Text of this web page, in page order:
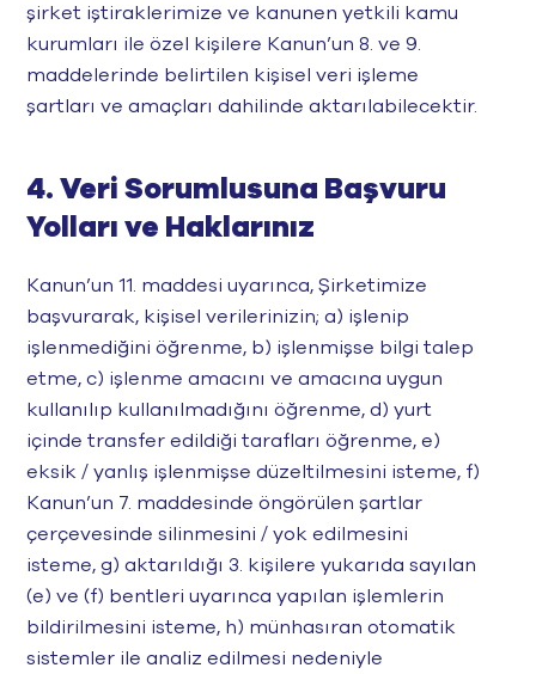
şirket iştiraklerimize ve kanunen yetkili kamu
kurumları ile özel kişilere Kanun’un 8. ve 9.
maddelerinde belirtilen kişisel veri işleme
şartları ve amaçları dahilinde aktarılabilecektir.
4. Veri Sorumlusuna Başvuru
Yolları ve Haklarınız
Kanun’un 11. maddesi uyarınca, Şirketimize
başvurarak, kişisel verilerinizin; a) işlenip
işlenmediğini öğrenme, b) işlenmişse bilgi talep
etme, c) işlenme amacını ve amacına uygun
kullanılıp kullanılmadığını öğrenme, d) yurt
içinde transfer edildiği tarafları öğrenme, e)
eksik / yanlış işlenmişse düzeltilmesini isteme, f)
Kanun’un 7. maddesinde öngörülen şartlar
çerçevesinde silinmesini / yok edilmesini
isteme, g) aktarıldığı 3. kişilere yukarıda sayılan
(e) ve (f) bentleri uyarınca yapılan işlemlerin
bildirilmesini isteme, h) münhasıran otomatik
sistemler ile analiz edilmesi nedeniyle